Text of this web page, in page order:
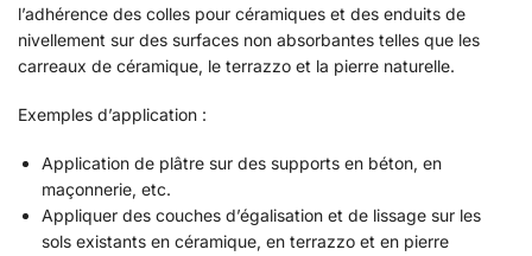
l’adhérence des colles pour céramiques et des enduits de
nivellement sur des surfaces non absorbantes telles que les
carreaux de céramique, le terrazzo et la pierre naturelle.
Exemples d’application :
Application de plâtre sur des supports en béton, en
maçonnerie, etc.
Appliquer des couches d’égalisation et de lissage sur les
sols existants en céramique, en terrazzo et en pierre